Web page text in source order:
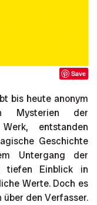
Save
bis heute anonym
Mysterien der
entstanden
Geschichte
Untergang der
tiefen Einblick in
Werte. Doch es
den Verfasser.